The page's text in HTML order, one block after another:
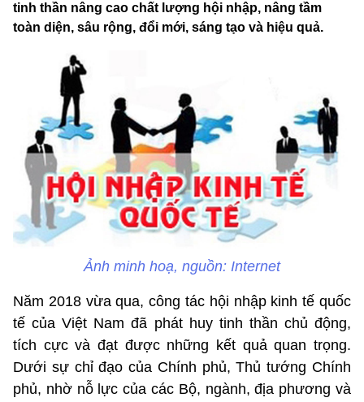
tinh thần nâng cao chất lượng hội nhập, nâng tầm
toàn diện, sâu rộng, đổi mới, sáng tạo và hiệu quả.
Ảnh minh hoạ, nguồn: Internet
Năm 2018 vừa qua, công tác hội nhập kinh tế quốc
tế của Việt Nam đã phát huy tinh thần chủ động,
tích cực và đạt được những kết quả quan trọng.
Dưới sự chỉ đạo của Chính phủ, Thủ tướng Chính
phủ, nhờ nỗ lực của các Bộ, ngành, địa phương và